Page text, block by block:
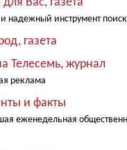
надежный инструмент
газета
Телесемь, журнал
реклама
и факты
еженедельная